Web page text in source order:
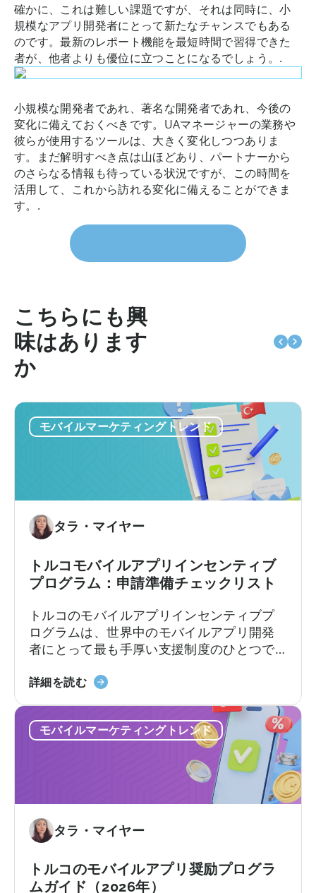
確かに、これは難しい課題ですが、それは同時に、小
規模なアプリ開発者にとって新たなチャンスでもある
のです。最新のレポート機能を最短時間で習得できた
者が、他者よりも優位に立つことになるでしょう。.
小規模な開発者であれ、著名な開発者であれ、今後の
変化に備えておくべきです。UAマネージャーの業務や
彼らが使用するツールは、大きく変化しつつありま
す。まだ解明すべき点は山ほどあり、パートナーから
のさらなる情報も待っている状況ですが、この時間を
活用して、これから訪れる変化に備えることができま
す。.
こちらにも興
味はあります
か
モバイルマーケティングトレンド
タラ・マイヤー
トルコモバイルアプリインセンティブ
プログラム：申請準備チェックリスト
トルコのモバイルアプリインセンティブプ
ログラムは、世界中のモバイルアプリ開発
者にとって最も手厚い支援制度のひとつで
し、対象となる広告費、プラットフォーム
の一部を払い戻します。支援率や上限額は
カテゴリーやプログラムトラックによって
異なります。[1][4][5][6] 適切な企業にとっ
て、これは国際展開において大きな差を生
む可能性があります。[1][5][7]
詳細を読む「Türkiye
イ
励
ロ
グ
モバイルマーケティングトレンド
タラ・マイヤー
トルコのモバイルアプリ奨励プログラ
ムガイド（2026年）